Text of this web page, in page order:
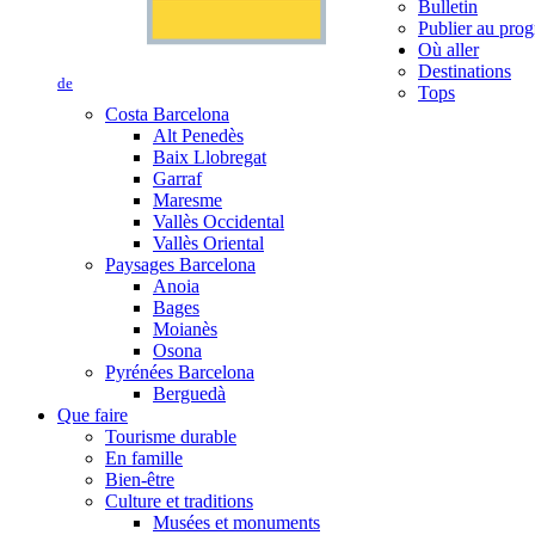
de
Bulletin
Publier au
Où aller
Destinations
Tops
Costa Barcelona
Alt Penedès
Baix Llobregat
Garraf
Maresme
Vallès Occidental
Vallès Oriental
Paysages Barcelona
Anoia
Bages
Moianès
Osona
Pyrénées Barcelona
Berguedà
Que faire
Tourisme durable
En famille
Bien-être
Culture et traditions
Musées et monuments